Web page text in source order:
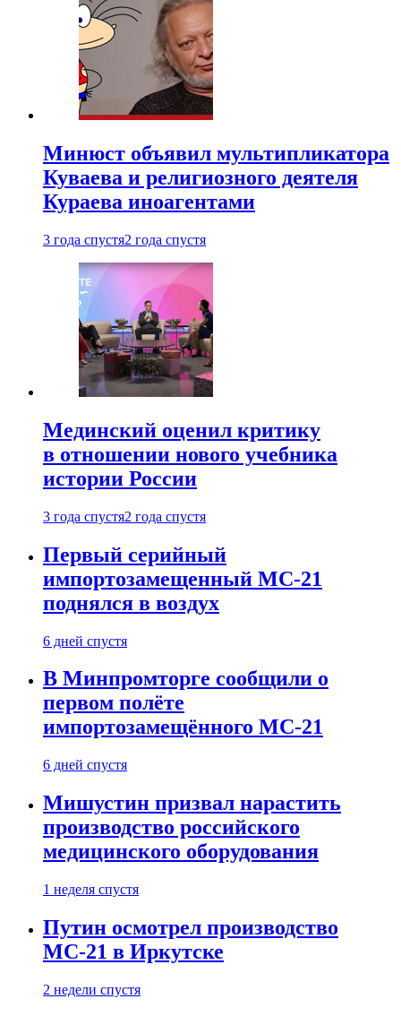
Минюст объявил мультипликатора
Куваева и религиозного деятеля
Кураева иноагентами
3 года спустя2 года спустя
Мединский оценил критику
в отношении нового учебника
истории России
3 года спустя2 года спустя
Первый серийный
импортозамещенный МС-21
поднялся в воздух
6 дней спустя
В Минпромторге сообщили о
первом полёте
импортозамещённого МС-21
6 дней спустя
Мишустин призвал нарастить
производство российского
медицинского оборудования
1 неделя спустя
Путин осмотрел производство
МС-21 в Иркутске
2 недели спустя